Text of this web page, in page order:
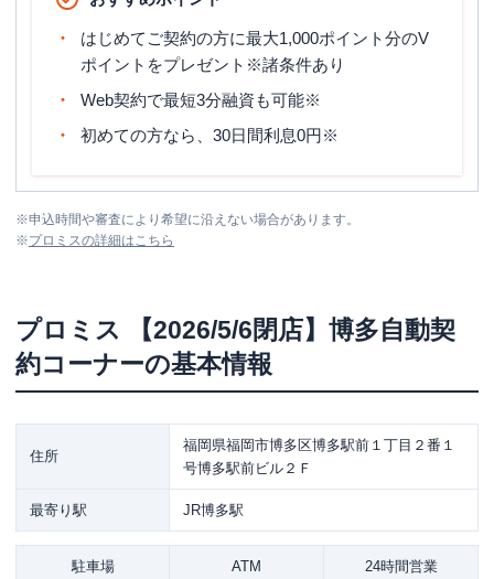
はじめてご契約の方に最大1,000ポイント分のV
ポイントをプレゼント※諸条件あり
Web契約で最短3分融資も可能※
初めての方なら、30日間利息0円※
※申込時間や審査により希望に沿えない場合があります。
※プロミスの詳細はこちら
プロミス
【2026/5/6閉店】博多自動契
約コーナーの基本情報
住所
福岡県福岡市博多区博多駅前１丁目２番１
号博多駅前ビル２Ｆ
最寄り駅 JR博多駅
駐車場 ATM 24時間営業